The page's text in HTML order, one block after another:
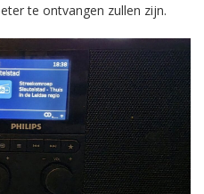
te ontvangen zullen zijn.